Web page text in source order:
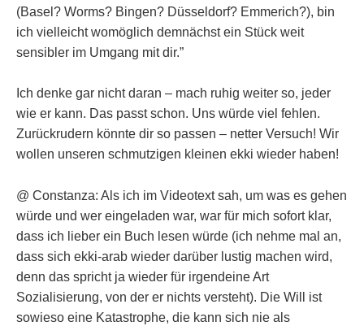
(Basel? Worms? Bingen? Düsseldorf? Emmerich?), bin
ich vielleicht womöglich demnächst ein Stück weit
sensibler im Umgang mit dir.”
Ich denke gar nicht daran – mach ruhig weiter so, jeder
wie er kann. Das passt schon. Uns würde viel fehlen.
Zurückrudern könnte dir so passen – netter Versuch! Wir
wollen unseren schmutzigen kleinen ekki wieder haben!
@ Constanza: Als ich im Videotext sah, um was es gehen
würde und wer eingeladen war, war für mich sofort klar,
dass ich lieber ein Buch lesen würde (ich nehme mal an,
dass sich ekki-arab wieder darüber lustig machen wird,
denn das spricht ja wieder für irgendeine Art
Sozialisierung, von der er nichts versteht). Die Will ist
sowieso eine Katastrophe, die kann sich nie als